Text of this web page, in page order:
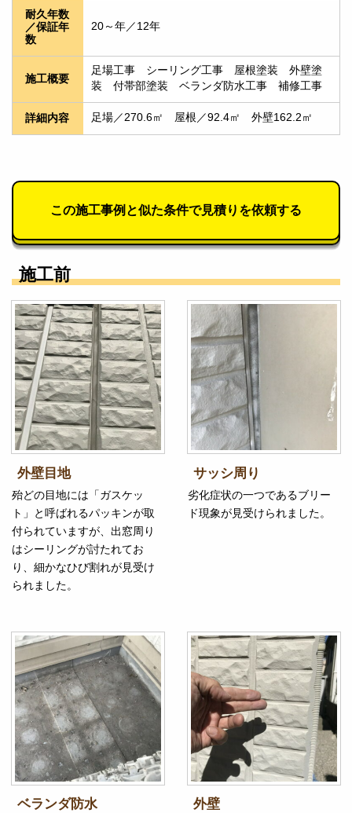
耐久年数
／保証年
数
20～年／12年
施工概要
足場工事　シーリング工事　屋根塗装　外壁塗
装　付帯部塗装　ベランダ防水工事　補修工事
詳細内容 足場／270.6㎡　屋根／92.4㎡　外壁162.2㎡
この施工事例と似た条件で見積りを依頼する
施工前
外壁目地
殆どの目地には「ガスケッ
ト」と呼ばれるパッキンが取
付られていますが、出窓周り
はシーリングが討たれてお
り、細かなひび割れが見受け
られました。
サッシ周り
劣化症状の一つであるブリー
ド現象が見受けられました。
ベランダ防水 外壁